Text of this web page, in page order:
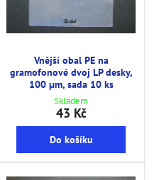
Vnější obal PE na
gramofonové dvoj LP desky,
100 µm, sada 10 ks
Skladem
43 Kč
Do košíku